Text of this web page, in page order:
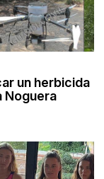
un herbicida
Noguera